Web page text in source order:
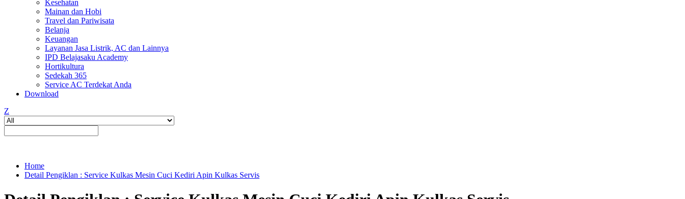
Kesehatan
Mainan dan Hobi
Travel dan Pariwisata
Belanja
Keuangan
Layanan Jasa Listrik, AC dan Lainnya
IPD Belajasaku Academy
Hortikultura
Sedekah 365
Service AC Terdekat Anda
Download
Z
Home
Detail Pengiklan : Service Kulkas Mesin Cuci Kediri Apin Kulkas Servis